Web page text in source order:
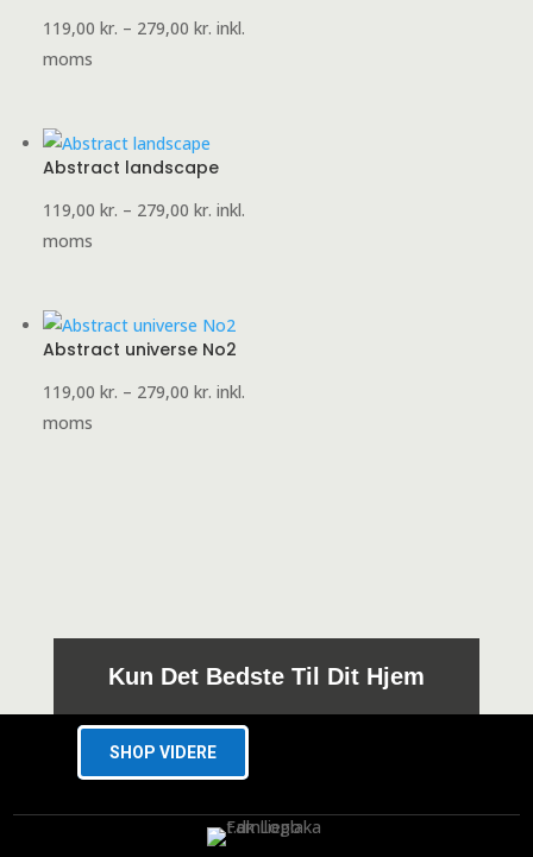
119,00kr. – 279,00kr. Prisinterval:
inkl.
moms
Abstract landscape
119,00kr. – 279,00kr. Prisinterval:
inkl.
moms
Abstract universe No2
119,00kr. – 279,00kr. Prisinterval:
inkl.
moms
Kun Det Bedste Til Dit Hjem
SHOP VIDERE